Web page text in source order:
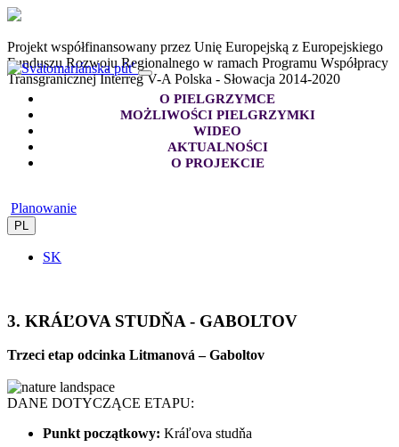
Projekt współfinansowany przez Unię Europejską z Europejskiego
Funduszu Rozwoju Regionalnego w ramach Programu Współpracy
Transgranicznej Interreg V-A Polska - Słowacja 2014-2020
O PIELGRZYMCE
MOŻLIWOŚCI PIELGRZYMKI
WIDEO
AKTUALNOŚCI
O PROJEKCIE
Planowanie
PL
SK
3. KRÁĽOVA STUDŇA - GABOLTOV
Trzeci etap odcinka Litmanová – Gaboltov
DANE DOTYCZĄCE ETAPU:
Punkt początkowy: Kráľova studňa